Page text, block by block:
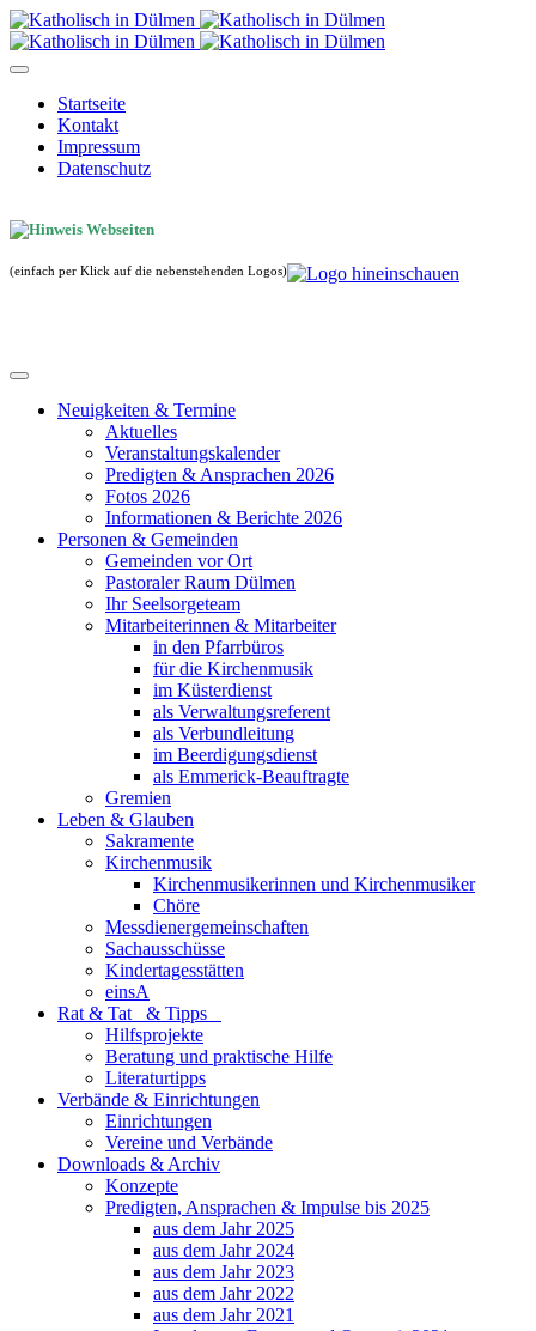
Startseite
Kontakt
Impressum
Datenschutz
(einfach per Klick auf die nebenstehenden Logos)
Neuigkeiten & Termine
Aktuelles
Veranstaltungskalender
Predigten & Ansprachen 2026
Fotos 2026
Informationen & Berichte 2026
Personen & Gemeinden
Gemeinden vor Ort
Pastoraler Raum Dülmen
Ihr Seelsorgeteam
Mitarbeiterinnen & Mitarbeiter
in den Pfarrbüros
für die Kirchenmusik
im Küsterdienst
als Verwaltungsreferent
als Verbundleitung
im Beerdigungsdienst
als Emmerick-Beauftragte
Gremien
Leben & Glauben
Sakramente
Kirchenmusik
Kirchenmusikerinnen und Kirchenmusiker
Chöre
Messdienergemeinschaften
Sachausschüsse
Kindertagesstätten
einsA
Rat & Tat & Tipps
Hilfsprojekte
Beratung und praktische Hilfe
Literaturtipps
Verbände & Einrichtungen
Einrichtungen
Vereine und Verbände
Downloads & Archiv
Konzepte
Predigten, Ansprachen & Impulse bis 2025
aus dem Jahr 2025
aus dem Jahr 2024
aus dem Jahr 2023
aus dem Jahr 2022
aus dem Jahr 2021